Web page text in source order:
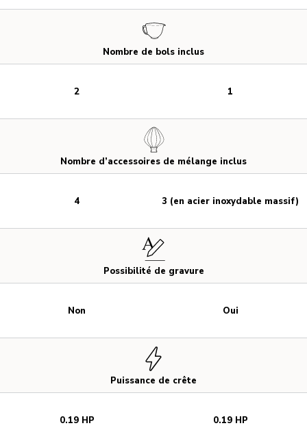
Nombre de bols inclus
Nombre d’accessoires de mélange inclus
Possibilité de gravure
Puissance de crête
2
4
Non
0.19 HP
1
3 (en acier inoxydable massif)
Oui
0.19 HP